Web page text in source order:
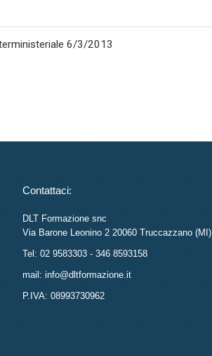
6/3/2013
Contattaci:
DLT Formazione snc
Via Barone Leonino 2 20060 Truccazzano (MI)
Tel: 02 9583303 - 346 8593158
mail: info@dltformazione.it
P.IVA: 08993730962